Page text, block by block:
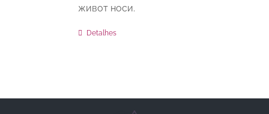
живот носи.
Detalhes